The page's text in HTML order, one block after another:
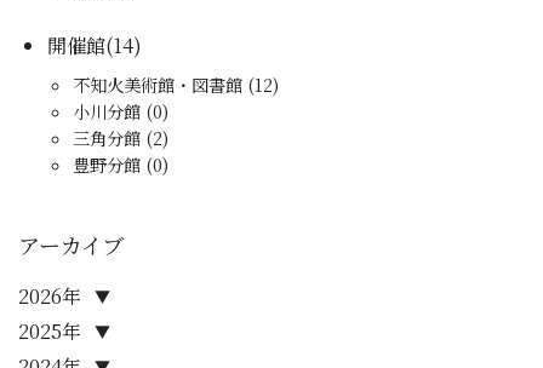
開催館(14)
不知火美術館・図書館 (12)
小川分館 (0)
三角分館 (2)
豊野分館 (0)
アーカイブ
2025年 ▼
2026年 ▼